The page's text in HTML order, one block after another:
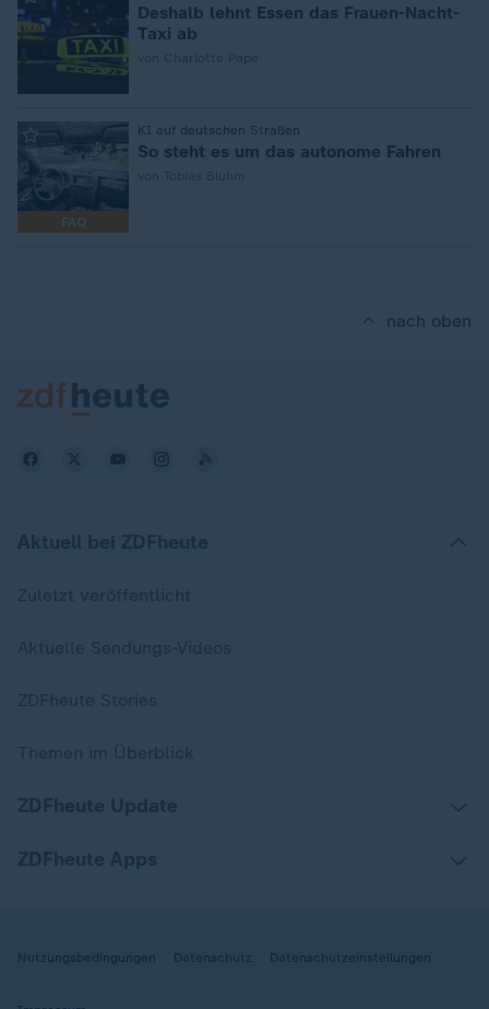
Deshalb lehnt Essen das Frauen-Nacht-
Taxi ab
FAQ
KI auf deutschen Straßen
So steht es um das autonome Fahren
nach oben
Nutzungsbedingungen Datenschutz Datenschutzeinstellungen